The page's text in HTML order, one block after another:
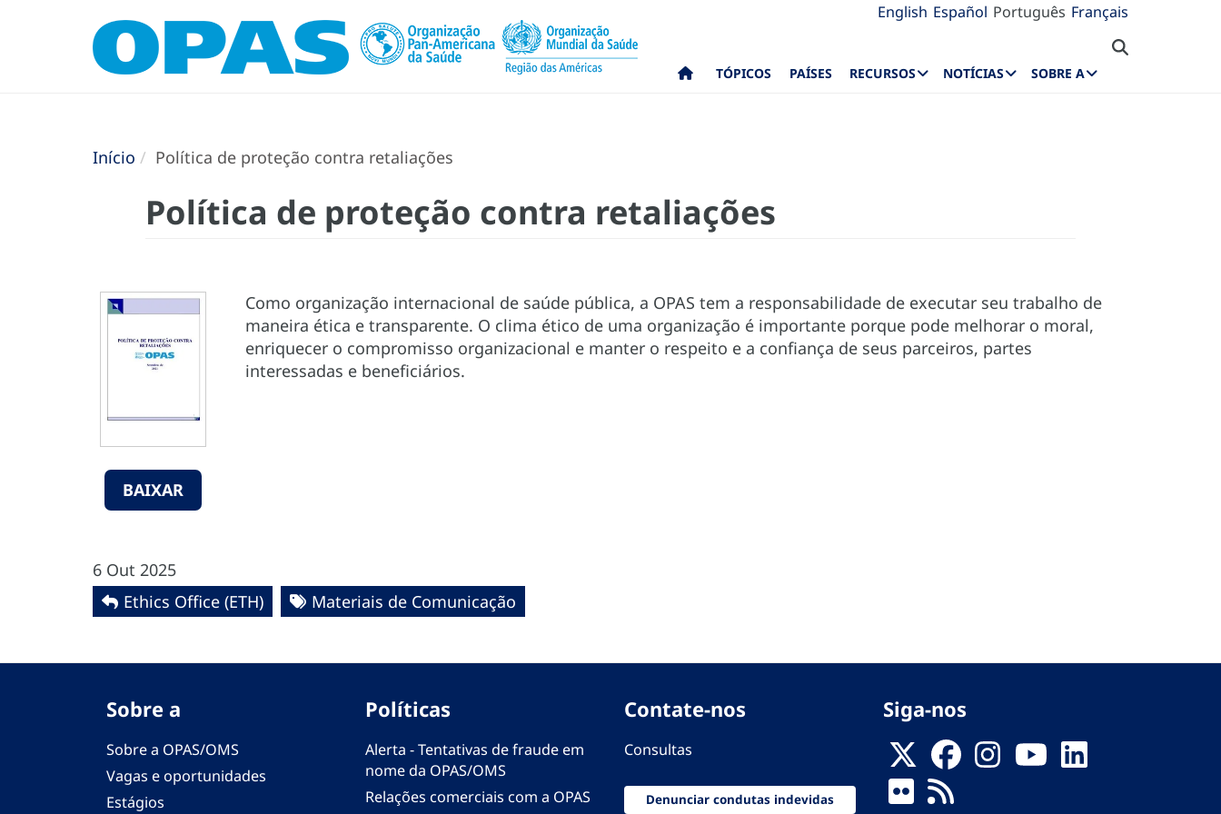
English Español Português Français
TÓPICOS PAÍSES RECURSOS NOTÍCIAS SOBRE A
Início Política de proteção contra retaliações
Política de proteção contra retaliações
BAIXAR
Como organização internacional de saúde pública, a OPAS tem a responsabilidade de executar seu trabalho de
maneira ética e transparente. O clima ético de uma organização é importante porque pode melhorar o moral,
enriquecer o compromisso organizacional e manter o respeito e a confiança de seus parceiros, partes
interessadas e beneficiários.
6 Out 2025
Ethics Office (ETH)
Materiais de Comunicação
Sobre a
Sobre a OPAS/OMS
Vagas e oportunidades
Estágios
Políticas
Alerta - Tentativas de fraude em
nome da OPAS/OMS
Relações comerciais com a OPAS
Contate-nos
Consultas
Denunciar condutas indevidas
Siga-nos